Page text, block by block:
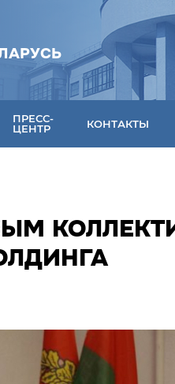
ПРЕСС-
ЦЕНТР
КОНТАКТЫ